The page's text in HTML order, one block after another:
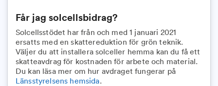
Får jag solcellsbidrag?
Solcellsstödet har från och med 1 januari 2021
ersatts med en skattereduktion för grön teknik.
Väljer du att installera solceller hemma kan du få ett
skatteavdrag för kostnaden för arbete och material.
Du kan läsa mer om hur avdraget fungerar på
Länsstyrelsens hemsida.